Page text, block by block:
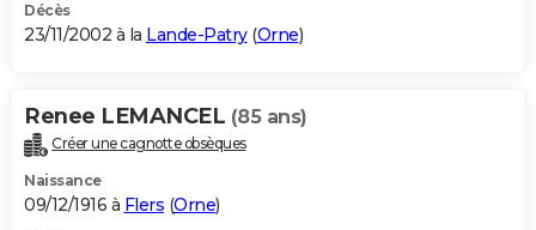
Décès
23/11/2002 à la Lande-Patry(Orne)
Renee LEMANCEL (85 ans)
Créer une cagnotte obsèques
Naissance
09/12/1916 à Flers (Orne)